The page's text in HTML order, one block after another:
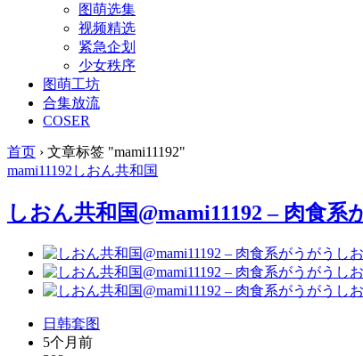
图萌选集
视频精选
紧急企划
少女秩序
图萌工坊
合集放流
COSER
首页 › 文章标签 "mami11192"
mami11192 しおん共和国
しおん共和国@mami11192 – 肉食
日韩套图
5个月前